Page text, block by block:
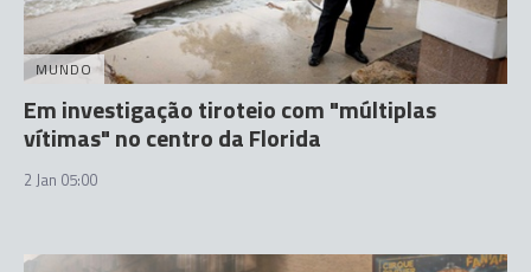
MUNDO
Em investigação tiroteio com "múltiplas
vítimas" no centro da Florida
2 Jan 05:00